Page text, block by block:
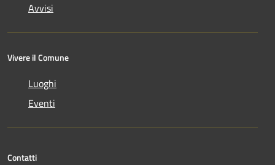
Avvisi
Vivere il Comune
Luoghi
Eventi
Contatti